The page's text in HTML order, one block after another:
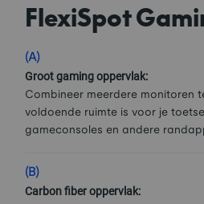
FlexiSpot
(A)
Groot gaming oppervlak:
Combineer meerdere monitoren
voldoende ruimte is voor je
gameconsoles en andere
(B)
Carbon fiber oppervlak: